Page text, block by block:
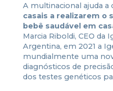
A multinacional ajuda a
casais a realizarem o
bebê saudável em
Marcia Riboldi, CEO da
Argentina, em 2021 a
mundialmente uma
diagnósticos de
dos testes genéticos